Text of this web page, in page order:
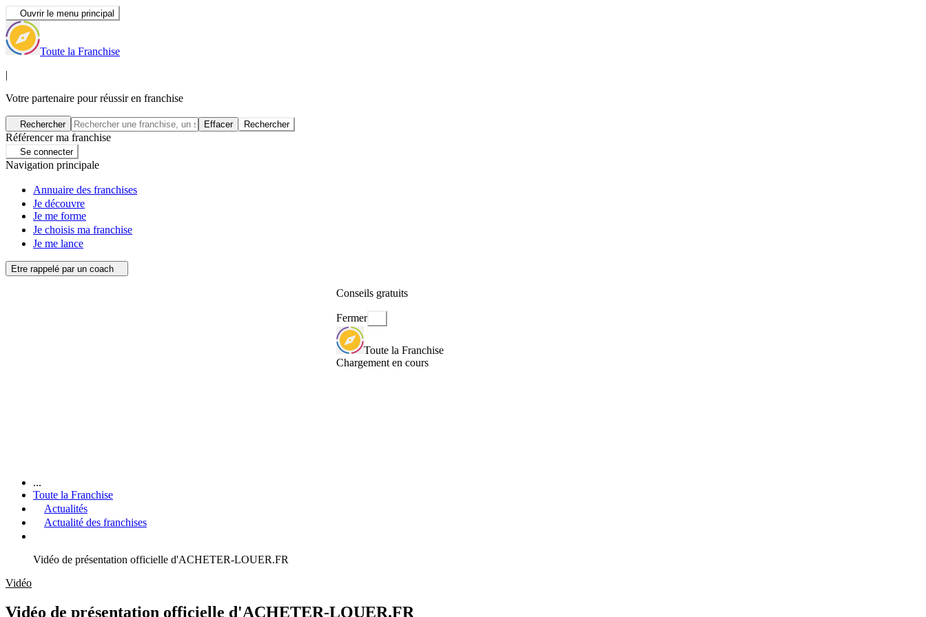
Ouvrir le menu principal
Toute la Franchise
|
Votre partenaire pour réussir en franchise
Rechercher Effacer Rechercher
Référencer ma franchise
Se connecter
Navigation principale
Annuaire des franchises
Je découvre
Je me forme
Je choisis ma franchise
Je me lance
Etre rappelé par un coach
Conseils gratuits
Fermer
Toute la Franchise
Chargement en cours
...
Toute la Franchise
Actualités
Actualité des franchises
Vidéo de présentation officielle d'ACHETER-LOUER.FR
Vidéo
Vidéo de présentation officielle d'ACHETER-LOUER.FR